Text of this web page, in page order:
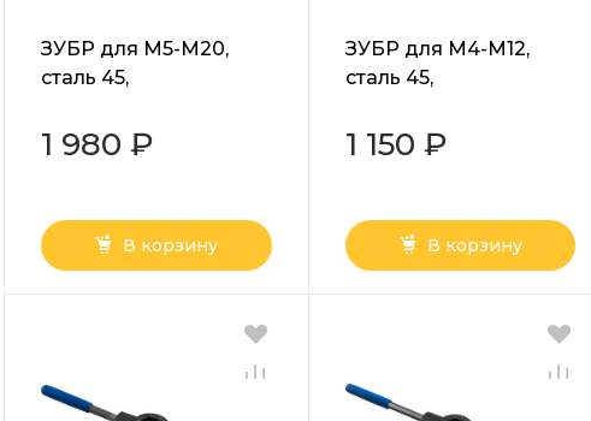
ЗУБР для М5-М20,
сталь 45,
№3 с регулируемыми
(28232-3)
1 980 ₽
В корзину
ЗУБР для M4-M12,
сталь 45,
№2 с регулируемыми
(28232-2)
1 150 ₽
В корзину